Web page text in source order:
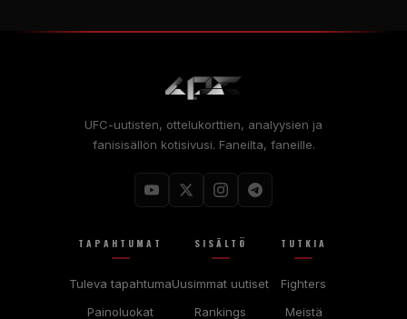
UFC-uutisten, ottelukorttien, analyysien ja
fanisisällön kotisivusi. Faneilta, faneille.
TAPAHTUMAT
Tuleva tapahtuma
Painoluokat
SISÄLTÖ
Uusimmat uutiset
Rankings
TUTKIA
Fighters
Meistä